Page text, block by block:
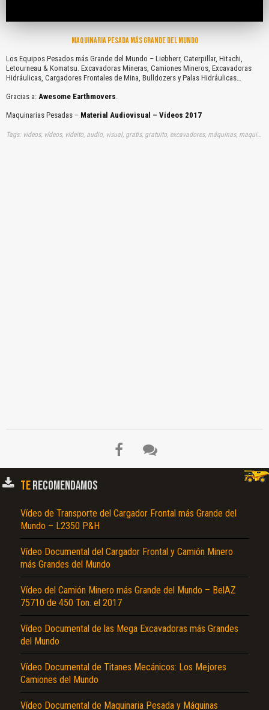
MAQUINARIA PESADA MÁS GRANDE DEL MUNDO
Los Equipos Pesados más Grande del Mundo – Liebherr, Caterpillar, Hitachi,
Letourneau & Komatsu. Excavadoras Mineras, Camiones Mineros, Excavadoras
Hidráulicas, Cargadores Frontales de Mina, Bulldozers y Palas Hidráulicas…
Gracias a: Awesome Earthmovers.
Maquinarias Pesadas – Material Audiovisual – Vídeos 2017
Tags: videos, vídeos, videito, audio, visual, gratis, gratuito, excavadores, máquinas, maquinas, maquinarias, equipos, pesados, pesadas, grandes, mundos, liebherrs, caterpillars, cats, hitachis, letourneaus, komatsus, mineros, mineras, minas, buldozers, tractores, topadores
TERECOMENDAMOS
Vídeo de Transporte del Cargador Frontal más Grande del
Mundo – L2350 P&H
Vídeo Documental del Cargador Frontal y Camión Minero
más Grandes del Mundo
Vídeo del Camión Minero más Grande del Mundo – BelAZ
75710 de 450 Ton. el 2017
Vídeo Documental de las Mega Excavadoras más Grandes
del Mundo
Vídeo Documental de Titanes Mecánicos: Los Mejores
Camiones del Mundo
Vídeo Documental de Maquinaria Pesada y Máquinas